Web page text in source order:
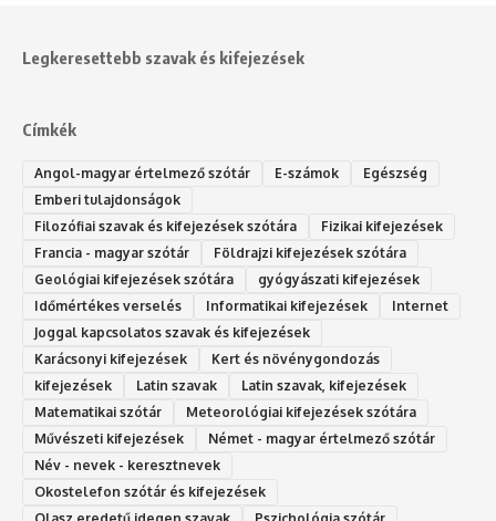
Legkeresettebb szavak és kifejezések
Címkék
Angol-magyar értelmező szótár E-számok
Egészség
Emberi tulajdonságok
Filozófiai szavak és kifejezések szótára
Fizikai kifejezések
Francia - magyar szótár
Földrajzi kifejezések szótára
Geológiai kifejezések szótára
gyógyászati kifejezések
Időmértékes verselés
Informatikai kifejezések
Internet
Joggal kapcsolatos szavak és kifejezések
Karácsonyi kifejezések
Kert és növénygondozás
kifejezések
Latin szavak
Latin szavak, kifejezések
Matematikai szótár
Meteorológiai kifejezések szótára
Művészeti kifejezések
Német - magyar értelmező szótár
Név - nevek - keresztnevek
Okostelefon szótár és kifejezések